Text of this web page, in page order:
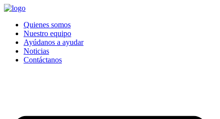
Quienes somos
Nuestro equipo
Ayúdanos a ayudar
Noticias
Contáctanos